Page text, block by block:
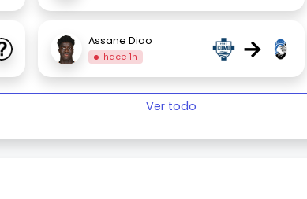
Assane Diao
hace 1h →
Ver todo